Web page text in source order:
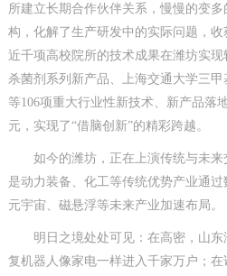
所建立长期合作伙伴关系，慢慢的变
构，化解了生产研发中的实际问题，
近千项高校院所的技术成果在潍坊实现
杀菌剂系列新产品、上海交通大学三
等106项重大行业性新技术、新产品落
元，实现了“借脑创新”的精彩跨越。
如今的潍坊，正在上演传统与未来
是动力装备、化工等传统优势产业通
元宇宙、磁悬浮等未来产业加速布局。
明日之境处处可见：在高密，山东
复机器人像家电一样进入千家万户；